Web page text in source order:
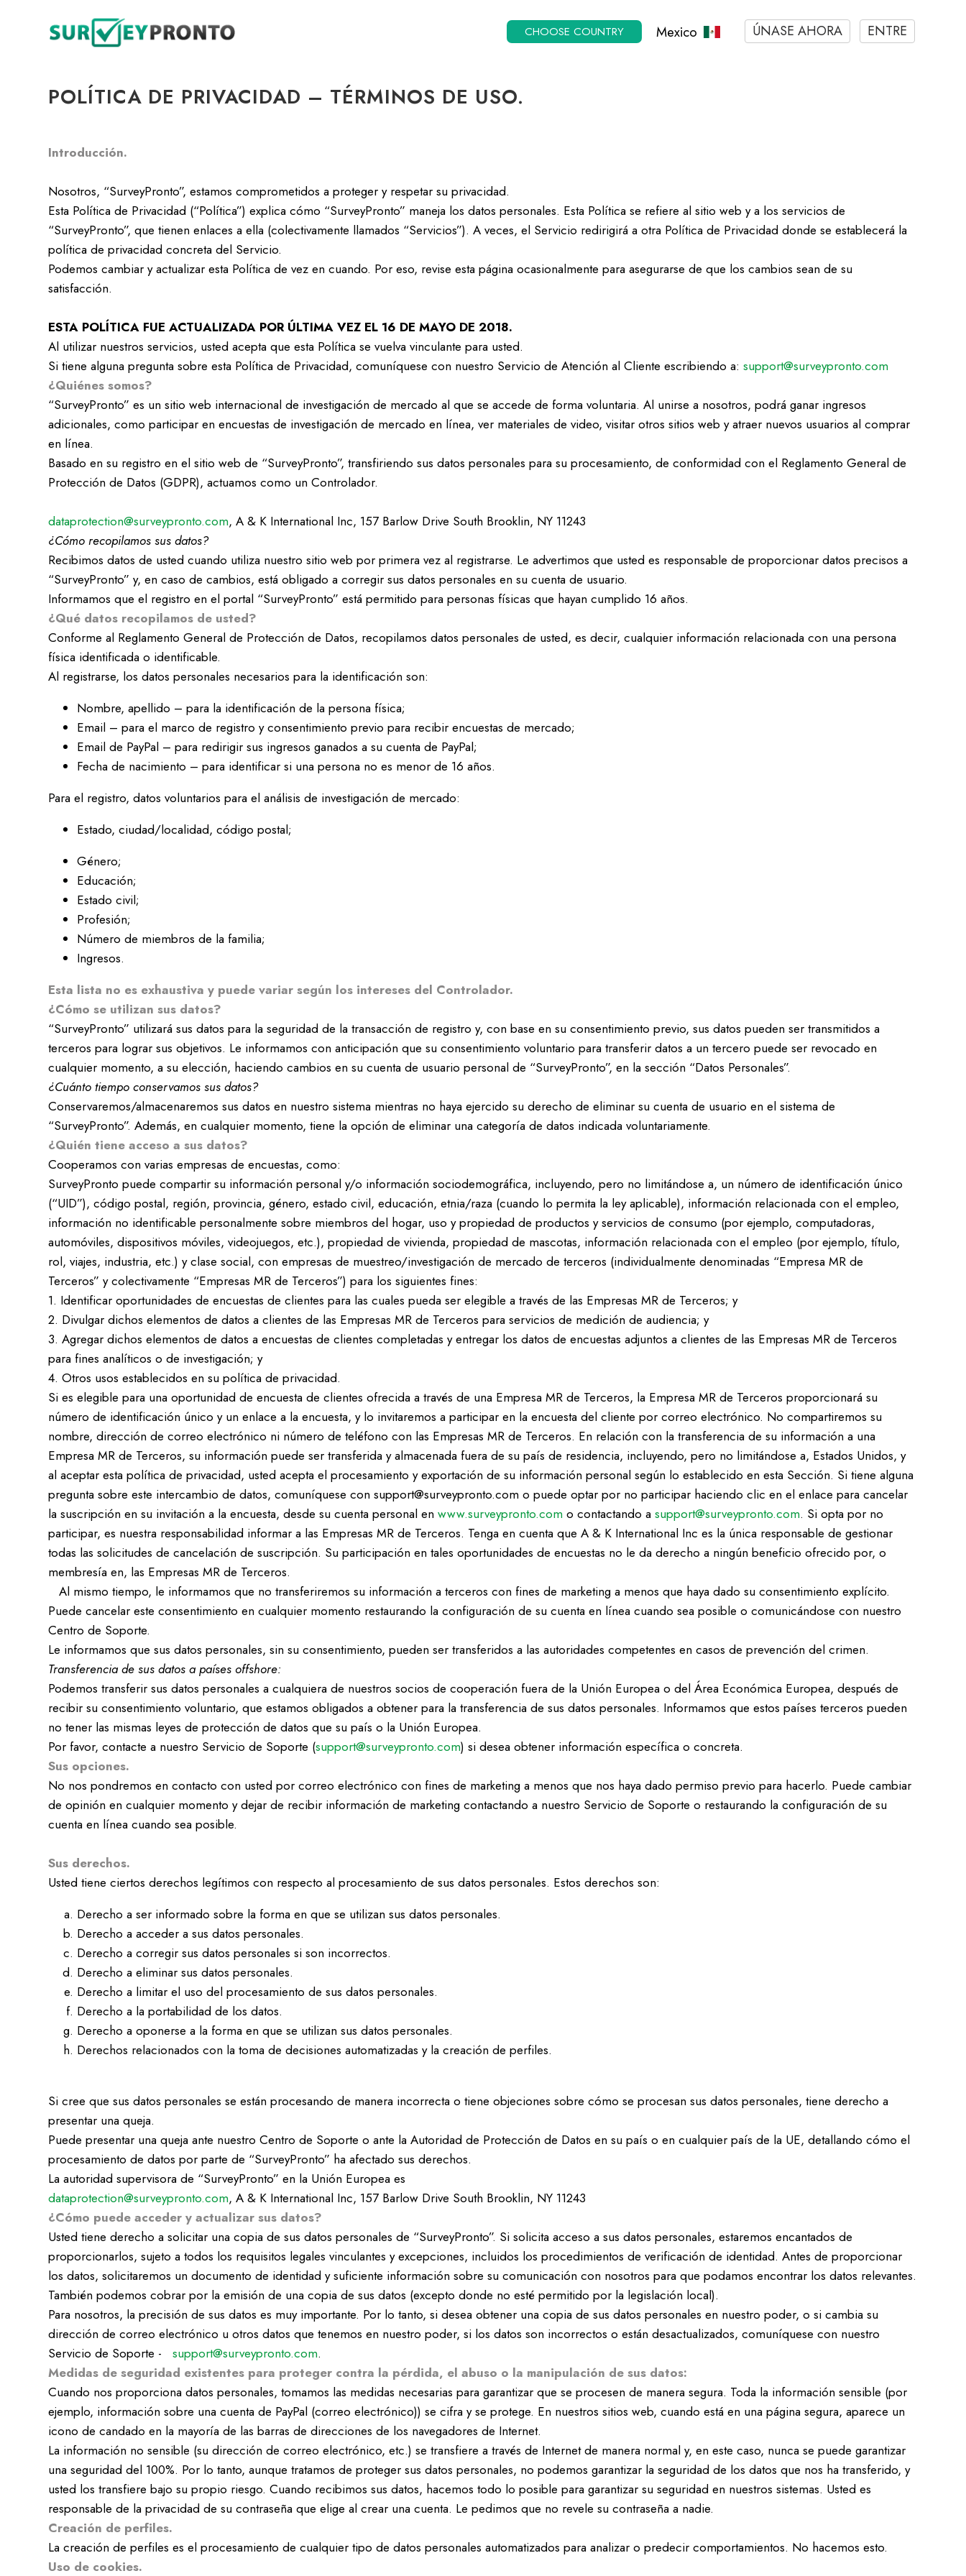
CHOOSE COUNTRY Mexico ÚNASE AHORA ENTRE
POLÍTICA DE PRIVACIDAD – TÉRMINOS DE USO.
Introducción.
Nosotros, “SurveyPronto”, estamos comprometidos a proteger y respetar su privacidad.
Esta Política de Privacidad (“Política”) explica cómo “SurveyPronto” maneja los datos personales. Esta Política se refiere al sitio web y a los servicios de
“SurveyPronto”, que tienen enlaces a ella (colectivamente llamados “Servicios”). A veces, el Servicio redirigirá a otra Política de Privacidad donde se establecerá la
política de privacidad concreta del Servicio.
Podemos cambiar y actualizar esta Política de vez en cuando. Por eso, revise esta página ocasionalmente para asegurarse de que los cambios sean de su
satisfacción.
ESTA POLÍTICA FUE ACTUALIZADA POR ÚLTIMA VEZ EL 16 DE MAYO DE 2018.
Al utilizar nuestros servicios, usted acepta que esta Política se vuelva vinculante para usted.
Si tiene alguna pregunta sobre esta Política de Privacidad, comuníquese con nuestro Servicio de Atención al Cliente escribiendo a:support@surveypronto.com
¿Quiénes somos?
“SurveyPronto” es un sitio web internacional de investigación de mercado al que se accede de forma voluntaria. Al unirse a nosotros, podrá ganar ingresos
adicionales, como participar en encuestas de investigación de mercado en línea, ver materiales de video, visitar otros sitios web y atraer nuevos usuarios al comprar
en línea.
Basado en su registro en el sitio web de “SurveyPronto”, transfiriendo sus datos personales para su procesamiento, de conformidad con el Reglamento General de
Protección de Datos (GDPR), actuamos como un Controlador.
dataprotection@surveypronto.com, A & K International Inc, 157 Barlow Drive South Brooklin, NY 11243
¿Cómo recopilamos sus datos?
Recibimos datos de usted cuando utiliza nuestro sitio web por primera vez al registrarse. Le advertimos que usted es responsable de proporcionar datos precisos a
“SurveyPronto” y, en caso de cambios, está obligado a corregir sus datos personales en su cuenta de usuario.
Informamos que el registro en el portal “SurveyPronto” está permitido para personas físicas que hayan cumplido 16 años.
¿Qué datos recopilamos de usted?
Conforme al Reglamento General de Protección de Datos, recopilamos datos personales de usted, es decir, cualquier información relacionada con una persona
física identificada o identificable.
Al registrarse, los datos personales necesarios para la identificación son:
Nombre, apellido – para la identificación de la persona física;
Email – para el marco de registro y consentimiento previo para recibir encuestas de mercado;
Email de PayPal – para redirigir sus ingresos ganados a su cuenta de PayPal;
Fecha de nacimiento – para identificar si una persona no es menor de 16 años.
Para el registro, datos voluntarios para el análisis de investigación de mercado:
Estado, ciudad/localidad, código postal;
Género;
Educación;
Estado civil;
Profesión;
Número de miembros de la familia;
Ingresos.
Esta lista no es exhaustiva y puede variar según los intereses del Controlador.
¿Cómo se utilizan sus datos?
“SurveyPronto” utilizará sus datos para la seguridad de la transacción de registro y, con base en su consentimiento previo, sus datos pueden ser transmitidos a
terceros para lograr sus objetivos. Le informamos con anticipación que su consentimiento voluntario para transferir datos a un tercero puede ser revocado en
cualquier momento, a su elección, haciendo cambios en su cuenta de usuario personal de “SurveyPronto”, en la sección “Datos Personales”.
¿Cuánto tiempo conservamos sus datos?
Conservaremos/almacenaremos sus datos en nuestro sistema mientras no haya ejercido su derecho de eliminar su cuenta de usuario en el sistema de
“SurveyPronto”. Además, en cualquier momento, tiene la opción de eliminar una categoría de datos indicada voluntariamente.
¿Quién tiene acceso a sus datos?
Cooperamos con varias empresas de encuestas, como:
SurveyPronto puede compartir su información personal y/o información sociodemográfica, incluyendo, pero no limitándose a, un número de identificación único
(“UID”), código postal, región, provincia, género, estado civil, educación, etnia/raza (cuando lo permita la ley aplicable), información relacionada con el empleo,
información no identificable personalmente sobre miembros del hogar, uso y propiedad de productos y servicios de consumo (por ejemplo, computadoras,
automóviles, dispositivos móviles, videojuegos, etc.), propiedad de vivienda, propiedad de mascotas, información relacionada con el empleo (por ejemplo, título,
rol, viajes, industria, etc.) y clase social, con empresas de muestreo/investigación de mercado de terceros (individualmente denominadas “Empresa MR de
Terceros” y colectivamente “Empresas MR de Terceros”) para los siguientes fines:
1. Identificar oportunidades de encuestas de clientes para las cuales pueda ser elegible a través de las Empresas MR de Terceros; y
2. Divulgar dichos elementos de datos a clientes de las Empresas MR de Terceros para servicios de medición de audiencia; y
3. Agregar dichos elementos de datos a encuestas de clientes completadas y entregar los datos de encuestas adjuntos a clientes de las Empresas MR de Terceros
para fines analíticos o de investigación; y
4. Otros usos establecidos en su política de privacidad.
Si es elegible para una oportunidad de encuesta de clientes ofrecida a través de una Empresa MR de Terceros, la Empresa MR de Terceros proporcionará su
número de identificación único y un enlace a la encuesta, y lo invitaremos a participar en la encuesta del cliente por correo electrónico. No compartiremos su
nombre, dirección de correo electrónico ni número de teléfono con las Empresas MR de Terceros. En relación con la transferencia de su información a una
Empresa MR de Terceros, su información puede ser transferida y almacenada fuera de su país de residencia, incluyendo, pero no limitándose a, Estados Unidos, y
al aceptar esta política de privacidad, usted acepta el procesamiento y exportación de su información personal según lo establecido en esta Sección. Si tiene alguna
pregunta sobre este intercambio de datos, comuníquese con support@surveypronto.com o puede optar por no participar haciendo clic en el enlace para cancelar
la suscripción en su invitación a la encuesta, desde su cuenta personal enwww.surveypronto.com o contactando asupport@surveypronto.com. Si opta por no
participar, es nuestra responsabilidad informar a las Empresas MR de Terceros. Tenga en cuenta que A & K International Inc es la única responsable de gestionar
todas las solicitudes de cancelación de suscripción. Su participación en tales oportunidades de encuestas no le da derecho a ningún beneficio ofrecido por, o
membresía en, las Empresas MR de Terceros.
Al mismo tiempo, le informamos que no transferiremos su información a terceros con fines de marketing a menos que haya dado su consentimiento explícito.
Puede cancelar este consentimiento en cualquier momento restaurando la configuración de su cuenta en línea cuando sea posible o comunicándose con nuestro
Centro de Soporte.
Le informamos que sus datos personales, sin su consentimiento, pueden ser transferidos a las autoridades competentes en casos de prevención del crimen.
Transferencia de sus datos a países offshore:
Podemos transferir sus datos personales a cualquiera de nuestros socios de cooperación fuera de la Unión Europea o del Área Económica Europea, después de
recibir su consentimiento voluntario, que estamos obligados a obtener para la transferencia de sus datos personales. Informamos que estos países terceros pueden
no tener las mismas leyes de protección de datos que su país o la Unión Europea.
Por favor, contacte a nuestro Servicio de Soporte (support@surveypronto.com) si desea obtener información específica o concreta.
Sus opciones.
No nos pondremos en contacto con usted por correo electrónico con fines de marketing a menos que nos haya dado permiso previo para hacerlo. Puede cambiar
de opinión en cualquier momento y dejar de recibir información de marketing contactando a nuestro Servicio de Soporte o restaurando la configuración de su
cuenta en línea cuando sea posible.
Sus derechos.
Usted tiene ciertos derechos legítimos con respecto al procesamiento de sus datos personales. Estos derechos son:
Derecho a ser informado sobre la forma en que se utilizan sus datos personales.
Derecho a acceder a sus datos personales.
Derecho a corregir sus datos personales si son incorrectos.
Derecho a eliminar sus datos personales.
Derecho a limitar el uso del procesamiento de sus datos personales.
Derecho a la portabilidad de los datos.
Derecho a oponerse a la forma en que se utilizan sus datos personales.
Derechos relacionados con la toma de decisiones automatizadas y la creación de perfiles.
Si cree que sus datos personales se están procesando de manera incorrecta o tiene objeciones sobre cómo se procesan sus datos personales, tiene derecho a
presentar una queja.
Puede presentar una queja ante nuestro Centro de Soporte o ante la Autoridad de Protección de Datos en su país o en cualquier país de la UE, detallando cómo el
procesamiento de datos por parte de “SurveyPronto” ha afectado sus derechos.
La autoridad supervisora de “SurveyPronto” en la Unión Europea es
dataprotection@surveypronto.com, A & K International Inc, 157 Barlow Drive South Brooklin, NY 11243
¿Cómo puede acceder y actualizar sus datos?
Usted tiene derecho a solicitar una copia de sus datos personales de “SurveyPronto”. Si solicita acceso a sus datos personales, estaremos encantados de
proporcionarlos, sujeto a todos los requisitos legales vinculantes y excepciones, incluidos los procedimientos de verificación de identidad. Antes de proporcionar
los datos, solicitaremos un documento de identidad y suficiente información sobre su comunicación con nosotros para que podamos encontrar los datos relevantes.
También podemos cobrar por la emisión de una copia de sus datos (excepto donde no esté permitido por la legislación local).
Para nosotros, la precisión de sus datos es muy importante. Por lo tanto, si desea obtener una copia de sus datos personales en nuestro poder, o si cambia su
dirección de correo electrónico u otros datos que tenemos en nuestro poder, si los datos son incorrectos o están desactualizados, comuníquese con nuestro
Servicio de Soporte -support@surveypronto.com.
Medidas de seguridad existentes para proteger contra la pérdida, el abuso o la manipulación de sus datos:
Cuando nos proporciona datos personales, tomamos las medidas necesarias para garantizar que se procesen de manera segura. Toda la información sensible (por
ejemplo, información sobre una cuenta de PayPal (correo electrónico)) se cifra y se protege. En nuestros sitios web, cuando está en una página segura, aparece un
icono de candado en la mayoría de las barras de direcciones de los navegadores de Internet.
La información no sensible (su dirección de correo electrónico, etc.) se transfiere a través de Internet de manera normal y, en este caso, nunca se puede garantizar
una seguridad del 100%. Por lo tanto, aunque tratamos de proteger sus datos personales, no podemos garantizar la seguridad de los datos que nos ha transferido, y
usted los transfiere bajo su propio riesgo. Cuando recibimos sus datos, hacemos todo lo posible para garantizar su seguridad en nuestros sistemas. Usted es
responsable de la privacidad de su contraseña que elige al crear una cuenta. Le pedimos que no revele su contraseña a nadie.
Creación de perfiles.
La creación de perfiles es el procesamiento de cualquier tipo de datos personales automatizados para analizar o predecir comportamientos. No hacemos esto.
Uso de cookies.